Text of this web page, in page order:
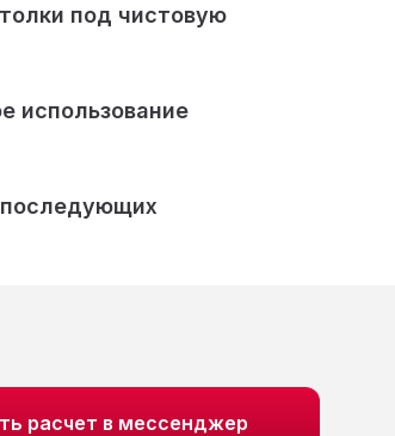
под чистовую
использование
последующих
расчет в мессенджер